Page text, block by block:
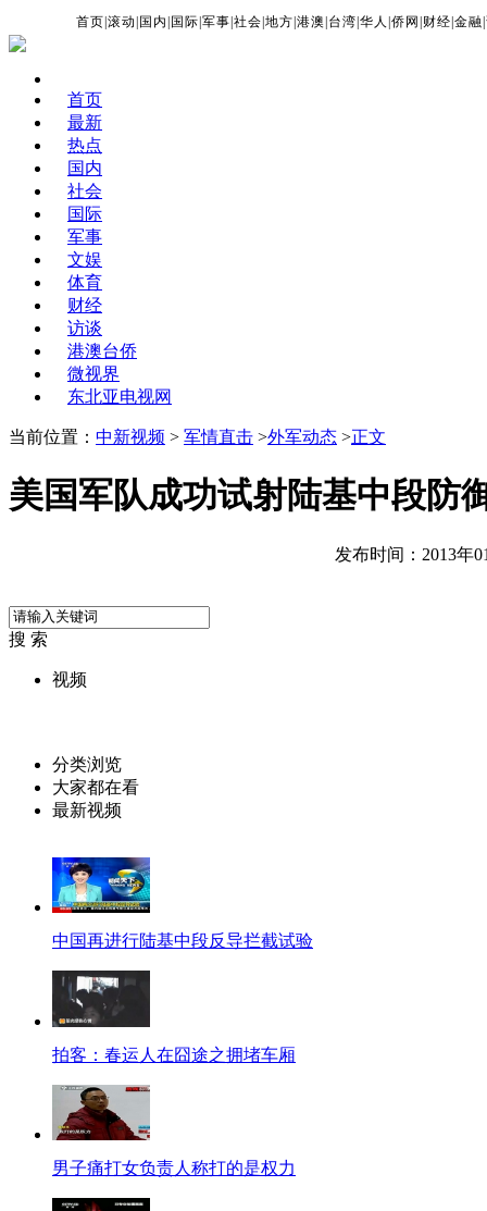
首页 |滚动 国内 国际 |军事 |社会 |地方 |港澳 台湾 |华人 |侨网 财经 |金融 |
首页
最新
热点
国内
社会
国际
军事
文娱
体育
财经
访谈
港澳台侨
微视界
东北亚电视网
当前位置： 中新视频 > 军情直击 >外军动态 >正文
美国军队成功试射陆基中段防
发布时间：2013年
搜 索
视频
分类浏览
大家都在看
最新视频
中国再进行陆基中段反导拦截试验
拍客：春运人在囧途之拥堵车厢
男子痛打女负责人称打的是权力